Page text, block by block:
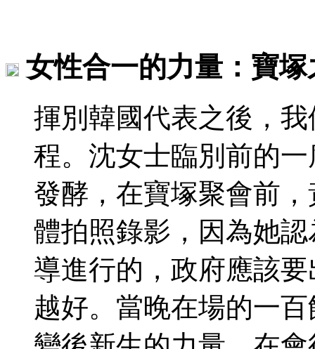
女性合一的力量：寶塚
揮別韓國代表之後，
程。沈女士臨別前的
發酵，在寶塚聚會前
體拍照錄影，因為她
導進行的，政府應該
越好。當晚在場的一